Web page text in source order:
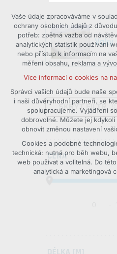
Vaky
SKRÝT FILTR
CENA
Technická cookies
nutná pro provozování
udržení kontextu stránek
případná přihlášení, volby
Volitelná cookies
analytická pro
vyhodnocení návštěvnosti
marketingová cookies
Více informací o cookies na
Přijmout všechny
Odmítnout vše
Vaše údaje zpracováváme v
ochrany osobních údajů z
potřeb: zpětná vazba od
analytických statistik používání
nebo přístup k informacím na
měření obsahu, reklama a
Více informací o cookies na
Správci vašich údajů bude naše
i naši důvěryhodní partneři, se
spolupracujeme. Vyjádření
dobrovolné. Můžete jej kdykoli
obnovit změnou nastavení
Cookies a podobné
technická: nutná pro běh webu,
web používat a volitelná. Do
analytická a marketingová